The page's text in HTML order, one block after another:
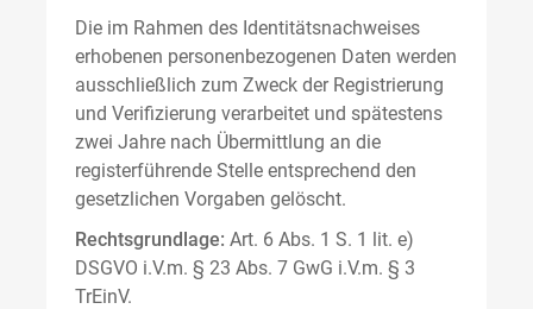
Die im Rahmen des Identitätsnachweises
erhobenen personenbezogenen Daten werden
ausschließlich zum Zweck der Registrierung
und Verifizierung verarbeitet und spätestens
zwei Jahre nach Übermittlung an die
registerführende Stelle entsprechend den
gesetzlichen Vorgaben gelöscht.
Rechtsgrundlage: Art. 6 Abs. 1 S. 1 lit. e)
DSGVO i.V.m. § 23 Abs. 7 GwG i.V.m. § 3
TrEinV.